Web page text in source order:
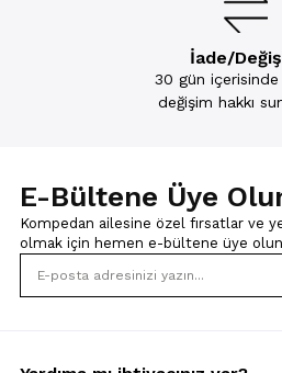
İade/
30 gün
değişim hakkı
E-Bültene Üye
Kompedan ailesine özel fırsatlar ve
olmak için hemen e-bültene üye